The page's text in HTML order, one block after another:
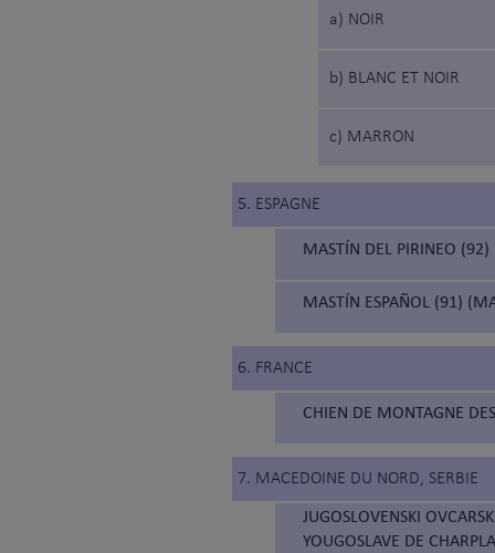
a) NOIR
b) BLANC ET NOIR
c) MARRON
5. ESPAGNE
MASTÍN DEL PIRINEO (92)
MASTÍN ESPAÑOL (91)
6. FRANCE
CHIEN DE MONTAGNE
7. MACEDOINE DU NORD, SERBIE
JUGOSLOVENSKI
YOUGOSLAVE DE